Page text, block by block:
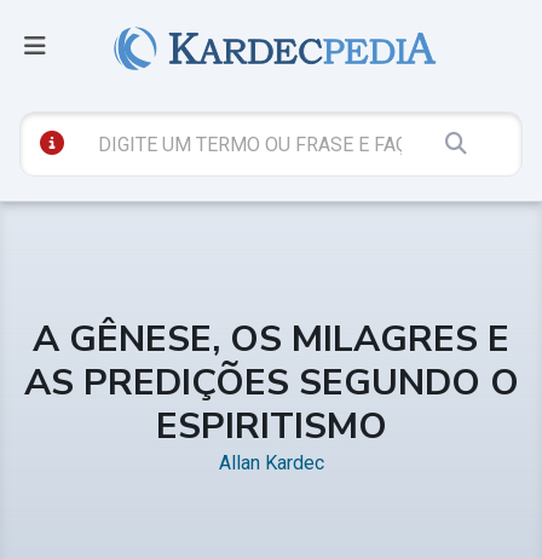
A GÊNESE, OS MILAGRES E
AS PREDIÇÕES SEGUNDO O
ESPIRITISMO
Allan Kardec